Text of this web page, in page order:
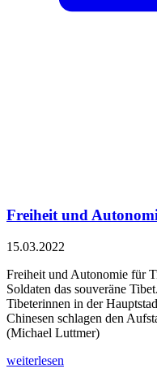
Freiheit und
15.03.2022
Freiheit und Autonomie für
Soldaten das souveräne
Tibeterinnen in der
Chinesen schlagen den
(Michael Luttmer)
weiterlesen